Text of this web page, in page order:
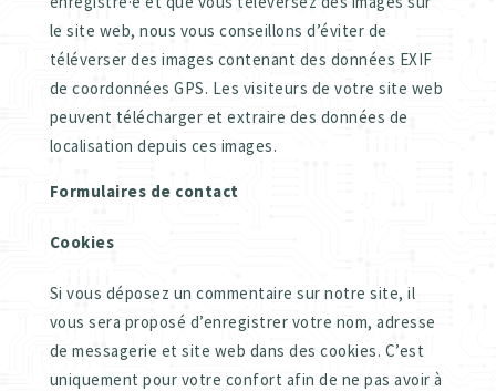
le site web, nous vous conseillons d’éviter de
téléverser des images contenant des données EXIF
de coordonnées GPS. Les visiteurs de votre site web
peuvent télécharger et extraire des données de
localisation depuis ces images.
Formulaires de contact
Cookies
Si vous déposez un commentaire sur notre site, il
vous sera proposé d’enregistrer votre nom, adresse
de messagerie et site web dans des cookies. C’est
uniquement pour votre confort afin de ne pas avoir à